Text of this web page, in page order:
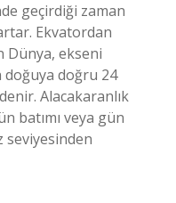
geçirdiği zaman
Ekvatordan
Dünya, ekseni
doğuya doğru 24
Alacakaranlık
batımı veya gün
seviyesinden